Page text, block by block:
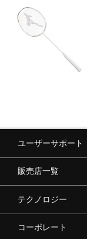
ユーザーサポート
販売店一覧
テクノロジー
コーポレート